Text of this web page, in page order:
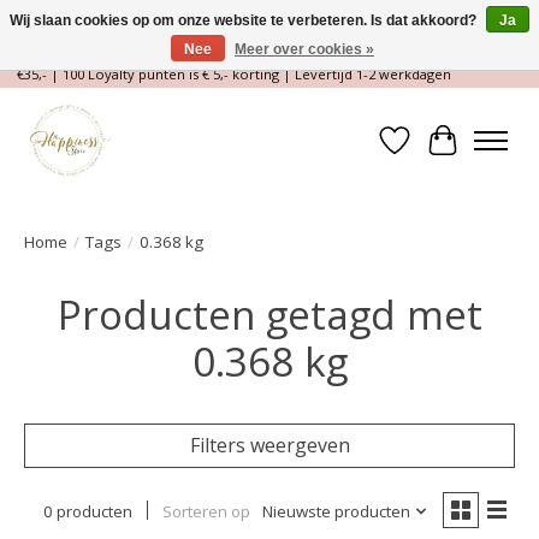
Magische Conceptstore, Edelstenen & Spirituele winkel | Gratis verzending >
€35,- | 100 Loyalty punten is € 5,- korting | Levertijd 1-2 werkdagen
Verlanglijst
Home / Tags / 0.368 kg
Producten getagd met
0.368 kg
Filters weergeven
0 producten Sorteren op Nieuwste producten
Wij slaan cookies op om onze website te verbeteren. Is dat akkoord?
Ja
Nee
Meer over cookies »